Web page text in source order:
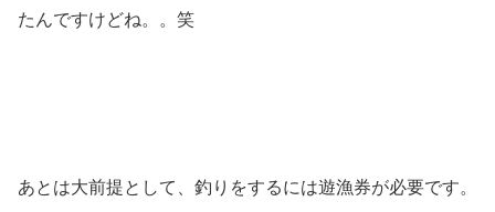
たんですけどね。。笑
あとは大前提として、釣りをするには遊漁券が必要です。